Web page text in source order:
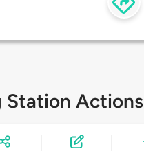
Station Actions